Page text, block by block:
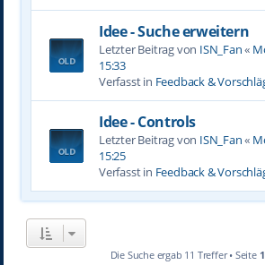
Idee - Suche erweitern
Letzter Beitrag von ISN_Fan«
15:33
Verfasst in Feedback &
Idee - Controls
Letzter Beitrag von ISN_Fan«
15:25
Verfasst in Feedback &
Die Suche ergab 11 Treffer • Seite 1